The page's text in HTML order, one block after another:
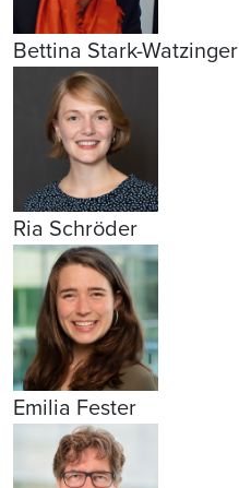
Bettina Stark-Watzinger
Ria Schröder
Emilia Fester